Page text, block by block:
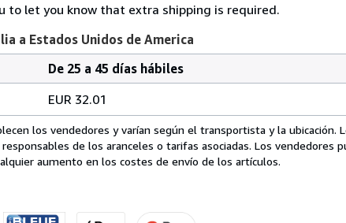
to let you know that extra shipping is required.
a Estados Unidos de America
De 25 a 45 días hábiles
EUR 32.01
los vendedores y varían según el transportista y la ubicación.
de los aranceles o tarifas asociadas. Los vendedores
aumento en los costes de envío de los artículos.